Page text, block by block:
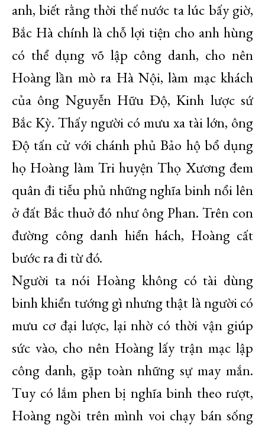
anh, biết rằng thời thế nước ta lúc bấy giờ,
Bắc Hà chính là chỗ lợi tiện cho anh hùng
có thể dụng võ lập công danh, cho nên
Hoàng lần mò ra Hà Nội, làm mạc khách
của ông Nguyễn Hữu Độ, Kinh lược sứ
Bắc Kỳ. Thấy người có mưu xa tài lớn, ông
Độ tấn cử với chánh phủ Bảo hộ bổ dụng
họ Hoàng làm Tri huyện Thọ Xương đem
quân đi tiễu phủ những nghĩa binh nổi lên
ở đất Bắc thuở đó như ông Phan. Trên con
đường công danh hiển hách, Hoàng cất
bước ra đi từ đó.
Người ta nói Hoàng không có tài dùng
binh khiển tướng gì nhưng thật là người có
mưu cơ đại lược, lại nhờ có thời vận giúp
sức vào, cho nên Hoàng lấy trận mạc lập
công danh, gặp toàn những sự may mắn.
Tuy có lắm phen bị nghĩa binh theo rượt,
Hoàng ngồi trên mình voi chạy bán sống